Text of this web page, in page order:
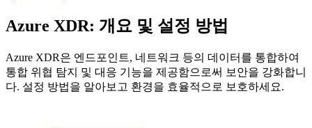
Azure XDR: 개요 및 설정 방법
Azure XDR은 엔드포인트, 네트워크 등의 데이터를 통합하여
통합 위협 탐지 및 대응 기능을 제공함으로써 보안을 강화합니
다. 설정 방법을 알아보고 환경을 효율적으로 보호하세요.